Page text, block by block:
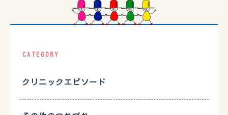
CATEGORY
クリニックエピソード